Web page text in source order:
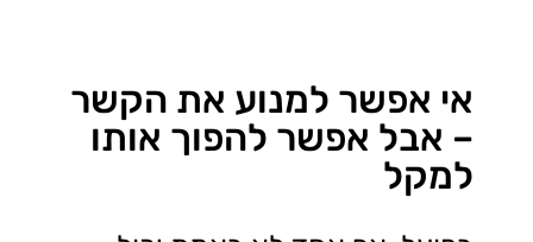
אי אפשר למנוע את הקשר
– אבל אפשר להפוך אותו
למקל